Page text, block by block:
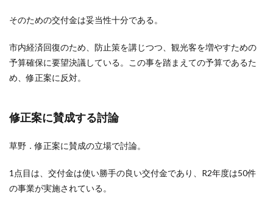
そのための交付金は妥当性十分である。
市内経済回復のため、防止策を講じつつ、観光客を増やすための
予算確保に要望決議している。この事を踏まえての予算であるた
め、修正案に反対。
修正案に賛成する討論
草野．修正案に賛成の立場で討論。
1点目は、交付金は使い勝手の良い交付金であり、R2年度は50件
の事業が実施されている。